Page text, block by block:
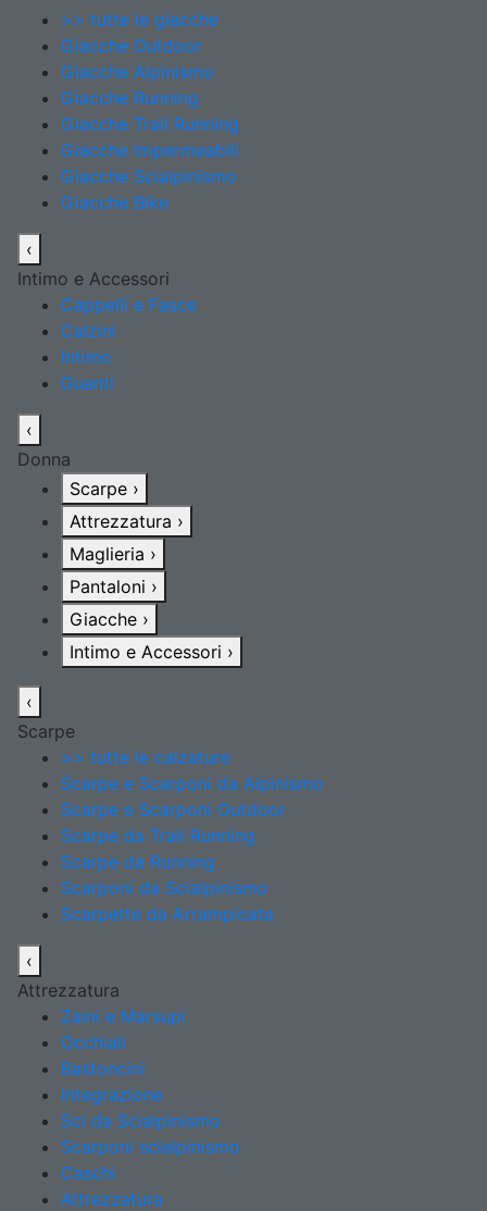
>> tutte le giacche
Giacche Outdoor
Giacche Alpinismo
Giacche Running
Giacche Trail Running
Giacche Impermeabili
Giacche Scialpinismo
Giacche Bike
‹
Intimo e Accessori
Cappelli e Fasce
Calzini
Intimo
Guanti
‹
Donna
Scarpe ›
Attrezzatura ›
Maglieria ›
Pantaloni ›
Giacche ›
Intimo e Accessori ›
‹
Scarpe
>> tutte le calzature
Scarpe e Scarponi da Alpinismo
Scarpe e Scarponi Outdoor
Scarpe da Trail Running
Scarpe da Running
Scarponi da Scialpinismo
Scarpette da Arrampicata
‹
Attrezzatura
Zaini e Marsupi
Occhiali
Bastoncini
Integrazione
Sci da Scialpinismo
Scarponi scialpinismo
Caschi
Attrezzatura